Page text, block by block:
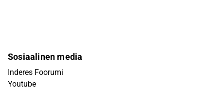
Sosiaalinen media
Inderes Foorumi
Youtube